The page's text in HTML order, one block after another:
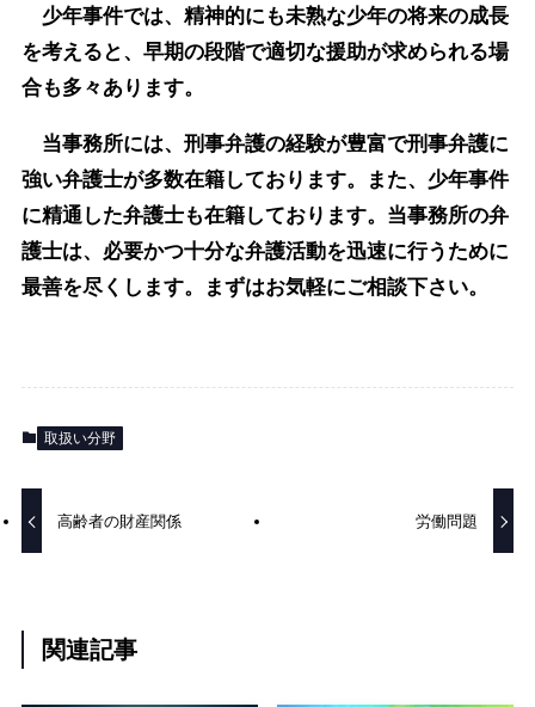
少年事件では、精神的にも未熟な少年の将来の成長
を考えると、早期の段階で適切な援助が求められる場
合も多々あります。
当事務所には、刑事弁護の経験が豊富で刑事弁護に
強い弁護士が多数在籍しております。また、少年事件
に精通した弁護士も在籍しております。当事務所の弁
護士は、必要かつ十分な弁護活動を迅速に行うために
最善を尽くします。まずはお気軽にご相談下さい。
取扱い分野
高齢者の財産関係 労働問題
関連記事